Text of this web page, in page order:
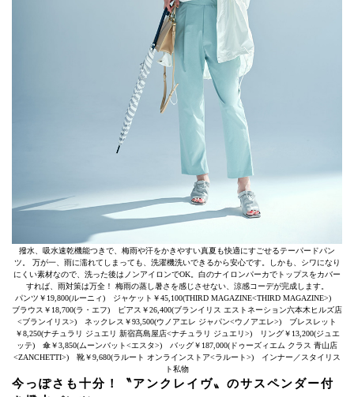
撥水、吸水速乾機能つきで、梅雨や汗をかきやすい真夏も快適にすごせるテーパードパン
ツ。 万が一、雨に濡れてしまっても、洗濯機洗いできるから安心です。しかも、シワになり
にくい素材なので、洗った後はノンアイロンでOK。白のナイロンパーカでトップスをカバー
すれば、雨対策は万全！ 梅雨の蒸し暑さを感じさせない、涼感コーデが完成します。
パンツ￥19,800(ルーニィ) ジャケット￥45,100(THIRD MAGAZINE<THIRD MAGAZINE>)
ブラウス￥18,700(ラ・エフ) ピアス￥26,400(ブランイリス エストネーション六本木ヒルズ店
<ブランイリス>) ネックレス￥93,500(ウノアエレ ジャパン<ウノアエレ>) ブレスレット
￥8,250(ナチュラリ ジュエリ 新宿髙島屋店<ナチュラリ ジュエリ>) リング￥13,200(ジュエ
ッテ) 傘￥3,850(ムーンバット<エスタ>) バッグ￥187,000(ドゥーズィエム クラス 青山店
<ZANCHETTI>) 靴￥9,680(ラルート オンラインストア<ラルート>) インナー／スタイリス
ト私物
今っぽさも十分！〝アンクレイヴ〟のサスペンダー付